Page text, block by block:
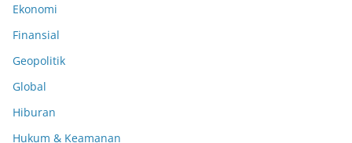
Ekonomi
Finansial
Geopolitik
Global
Hiburan
Hukum & Keamanan